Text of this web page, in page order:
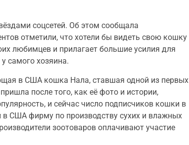
соцсетей. Об этом сообщала
отметили, что хотели бы видеть свою кошку
любимцев и прилагает большие усилия для
самого хозяина.
в США кошка Нала, ставшая одной из первых
после того, как её фото и истории,
и сейчас число подписчиков кошки в
в США фирму по производству сухих и влажных
зоотоваров оплачивают участие